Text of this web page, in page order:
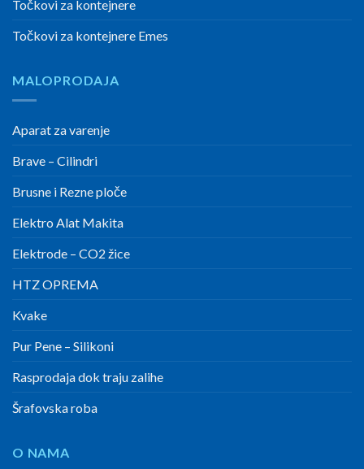
Točkovi za kontejnere
Točkovi za kontejnere Emes
MALOPRODAJA
Aparat za varenje
Brave – Cilindri
Brusne i Rezne ploče
Elektro Alat Makita
Elektrode – CO2 žice
HTZ OPREMA
Kvake
Pur Pene – Silikoni
Rasprodaja dok traju zalihe
Šrafovska roba
O NAMA